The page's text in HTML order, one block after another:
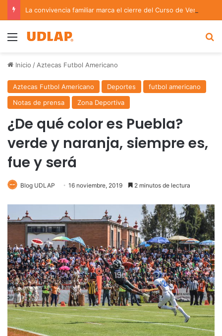
Menu
Inicio / Aztecas Futbol Americano
Aztecas Futbol Americano Deportes
futbol americano
Notas de prensa
Zona Deportiva
¿De qué color es Puebla?
verde y naranja, siempre es,
fue y será
Blog UDLAP 16 noviembre, 2019 2 minutos de lectura